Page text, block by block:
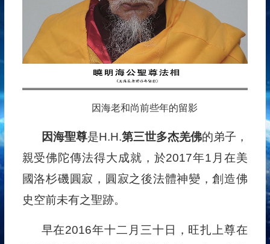
因海老和尚前些年的留影
因海聖尊是H.H.第三世多杰羌佛的弟子，
親受佛陀傳法得大成就，於2017年1月在美
國洛杉磯圓寂，圓寂之後法體神變，創造佛
史空前未有之聖跡。
早在2016年十二月三十日，旺扎上尊在